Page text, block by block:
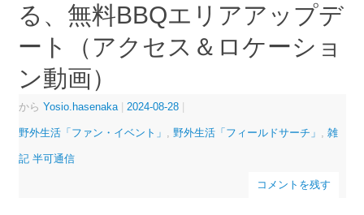
る、無料BBQエリアアップデ
ート（アクセス＆ロケーショ
ン動画）
から Yosio.hasenaka | 2024-08-28 |
野外生活「ファン・イベント」 野外生活「フィールドサーチ」 雑
記 半可通信
コメントを残す